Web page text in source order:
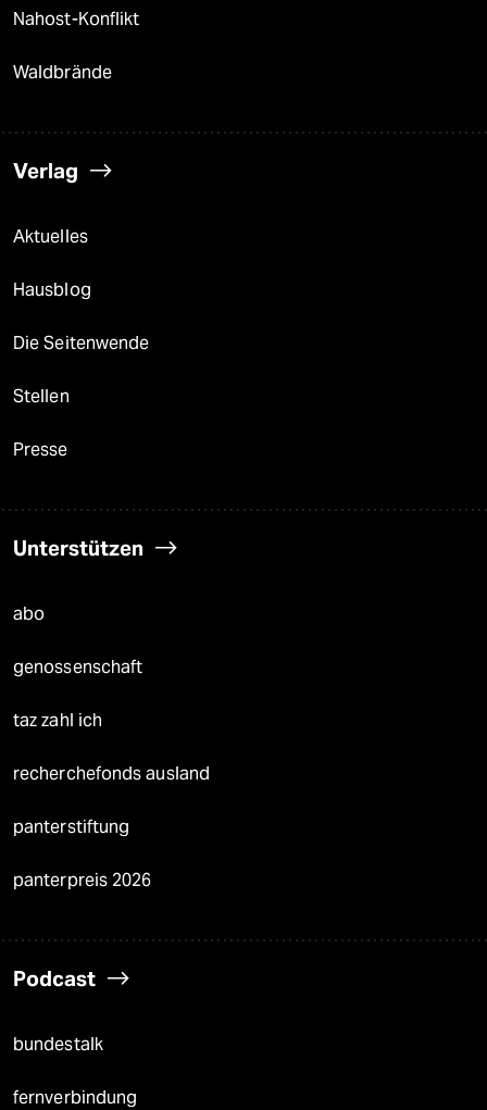
Nahost-Konflikt
Waldbrände
Verlag
Aktuelles
Hausblog
Die Seitenwende
Stellen
Presse
Unterstützen
abo
genossenschaft
taz zahl ich
recherchefonds ausland
panterstiftung
panterpreis 2026
Podcast
bundestalk
fernverbindung